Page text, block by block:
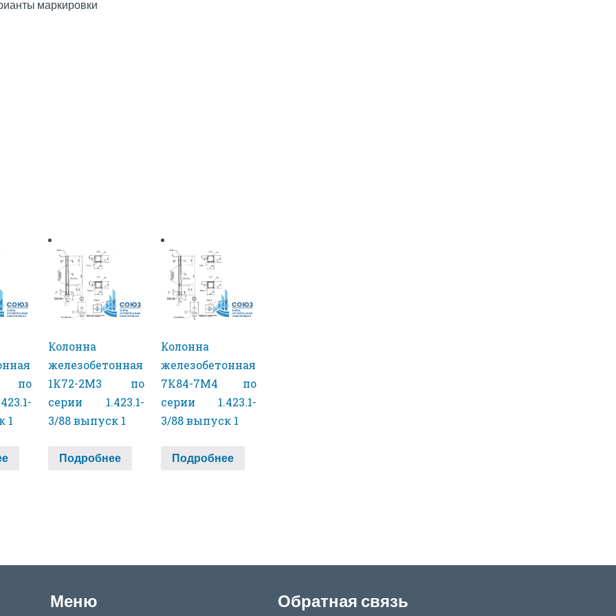
маркировки
по
1
Колонна
железобетонная
1К72-2М3 по
серии 1.423.1-
3/88 выпуск 1
Подробнее
Колонна
железобетонная
7К84-7М4 по
серии 1.423.1-
3/88 выпуск 1
Подробнее
Меню Обратная связь